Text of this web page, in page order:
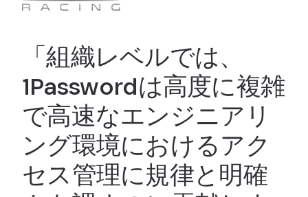
「組織レベルでは、
1Passwordは高度に複雑
で高速なエンジニアリ
ング環境におけるアク
セス管理に規律と明確